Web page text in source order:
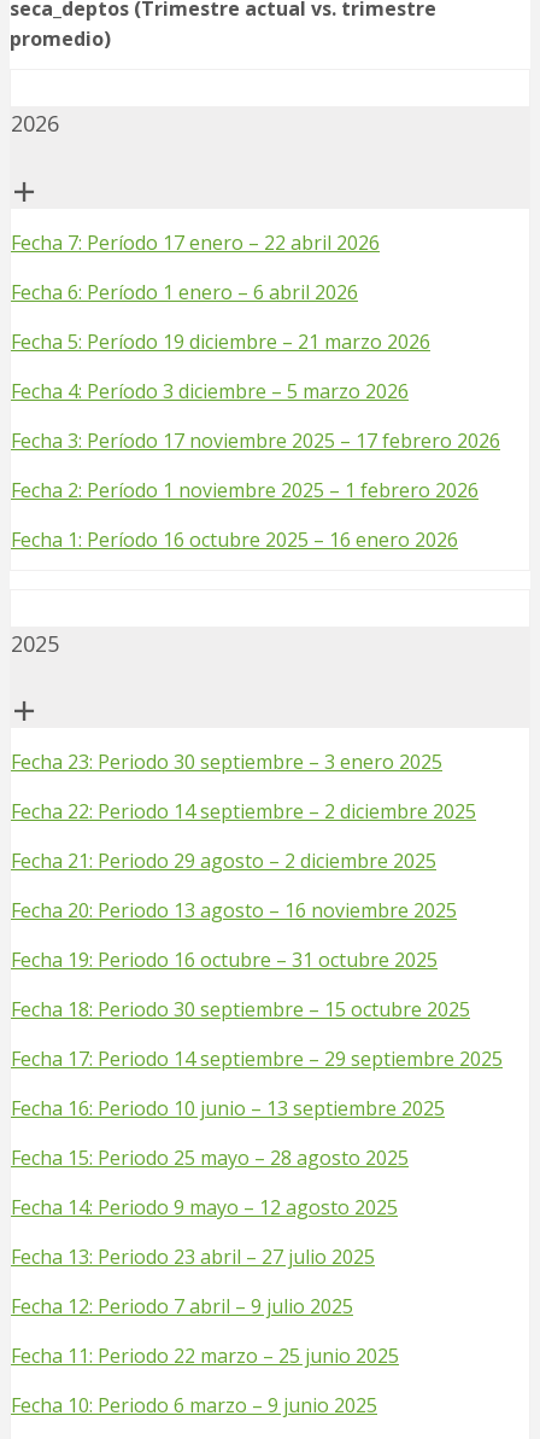
seca_deptos (Trimestre actual vs. trimestre
promedio)
2026
Fecha 7: Período 17 enero – 22 abril 2026
Fecha 6: Período 1 enero – 6 abril 2026
Fecha 5: Período 19 diciembre – 21 marzo 2026
Fecha 4: Período 3 diciembre – 5 marzo 2026
Fecha 3: Período 17 noviembre 2025 – 17 febrero 2026
Fecha 2: Período 1 noviembre 2025 – 1 febrero 2026
Fecha 1: Período 16 octubre 2025 – 16 enero 2026
2025
Fecha 23: Periodo 30 septiembre – 3 enero 2025
Fecha 22: Periodo 14 septiembre – 2 diciembre 2025
Fecha 21: Periodo 29 agosto – 2 diciembre 2025
Fecha 20: Periodo 13 agosto – 16 noviembre 2025
Fecha 19: Periodo 16 octubre – 31 octubre 2025
Fecha 18: Periodo 30 septiembre – 15 octubre 2025
Fecha 17: Periodo 14 septiembre – 29 septiembre 2025
Fecha 16: Periodo 10 junio – 13 septiembre 2025
Fecha 15: Periodo 25 mayo – 28 agosto 2025
Fecha 14: Periodo 9 mayo – 12 agosto 2025
Fecha 13: Periodo 23 abril – 27 julio 2025
Fecha 12: Periodo 7 abril – 9 julio 2025
Fecha 11: Periodo 22 marzo – 25 junio 2025
Fecha 10: Periodo 6 marzo – 9 junio 2025